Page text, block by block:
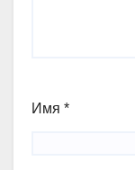
Имя *